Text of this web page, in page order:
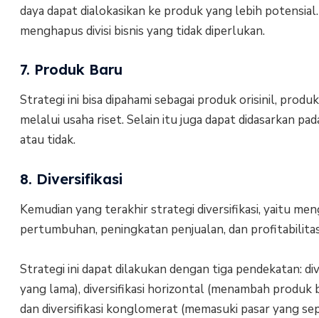
daya dapat dialokasikan ke produk yang lebih
menghapus divisi bisnis yang tidak diperlukan.
7. Produk Baru
Strategi ini bisa dipahami sebagai produk orisinil,
melalui usaha riset. Selain itu juga dapat didasarkan
atau tidak.
8. Diversifikasi
Kemudian yang terakhir strategi diversifikasi, yaitu
pertumbuhan, peningkatan penjualan, dan
Strategi ini dapat dilakukan dengan tiga pendekatan:
yang lama), diversifikasi horizontal (menambah
dan diversifikasi konglomerat (memasuki pasar yang